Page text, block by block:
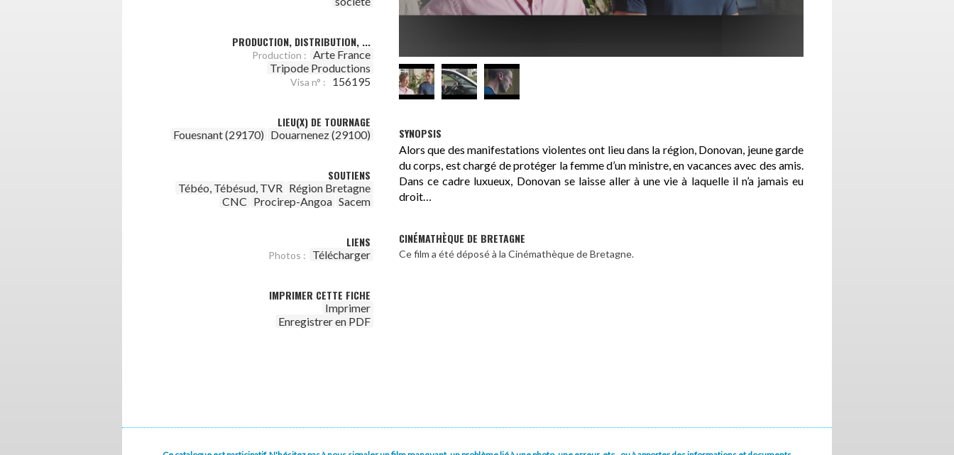
PRODUCTION, DISTRIBUTION, ...
Production : Arte France
Tripode Productions
Visa n° : 156195
LIEU(X) DE TOURNAGE
Fouesnant (29170) Douarnenez (29100)
SOUTIENS
Tébéo, Tébésud, TVR Région Bretagne
CNC Procirep-Angoa Sacem
LIENS
Photos : Télécharger
IMPRIMER CETTE FICHE
Imprimer
Enregistrer en PDF
SYNOPSIS
Alors que des manifestations violentes ont lieu dans la région, Donovan, jeune garde
du corps, est chargé de protéger la femme d’un ministre, en vacances avec des amis.
Dans ce cadre luxueux, Donovan se laisse aller à une vie à laquelle il n’a jamais eu
droit…
CINÉMATHÈQUE DE BRETAGNE
Ce film a été déposé à la Cinémathèque de Bretagne.